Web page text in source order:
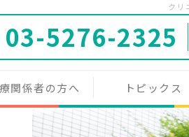
クリ
03-5276-2325
関係者の方へ トピックス